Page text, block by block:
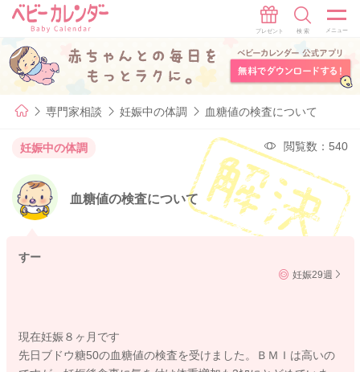
専門家相談 妊娠中の体調 血糖値の検査について
妊娠中の体調 閲覧数：540
血糖値の検査について
すー
妊娠29週
現在妊娠８ヶ月です
先日ブドウ糖50の血糖値の検査を受けました。ＢＭＩは高いの